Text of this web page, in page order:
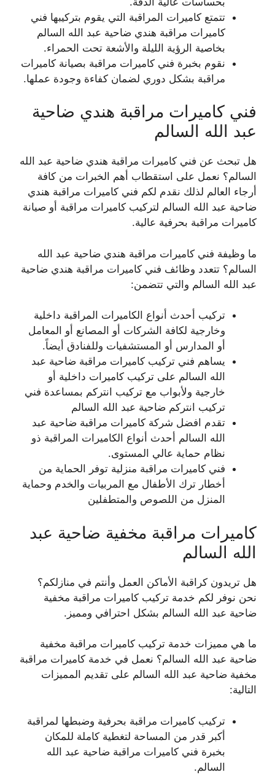
تتمتع كاميرات المراقبة التي يقوم بتركيبها فني
كاميرات مراقبة هندي ضاحية عبد الله السالم
بخاصية الرؤية الليلة والأشعة تحت الحمراء.
نقوم بخبرة فني كاميرات مراقبة بصيانة كاميرات
مراقبة بشكل دوري لضمان كفاءة وجودة عملها.
فني كاميرات مراقبة هندي ضاحية
عبد الله السالم
هل تبحث عن فني كاميرات مراقبة هندي ضاحية عبد الله
السالم؟ نعمل على استقطاب أهم الخبرات من كافة
أرجاء العالم لذلك نقدم لكم فني كاميرات مراقبة هندي
ضاحية عبد الله السالم لتركيب كاميرات مراقبة أو صيانة
كاميرات مراقبة بحرفية عالية.
ما وظيفة فني كاميرات مراقبة هندي ضاحية عبد الله
السالم؟ تتعدد وظائف فني كاميرات مراقبة هندي ضاحية
عبد الله السالم والتي تتضمن:
تركيب أحدث أنواع الكاميرات المراقبة داخلية
وخارجية لكافة الشركات أو المصانع أو المعامل
أو المدارس أو المستشفيات وللفنادق أيضاً.
يساهم فني تركيب كاميرات مراقبة ضاحية عبد
الله السالم على تركيب كاميرات داخلية أو
خارجية ولأبواب مع تركيب انتركم بمساعدة فني
تركيب انتركم ضاحية عبد الله السالم
تقدم افضل شركة كاميرات مراقبة ضاحية عبد
الله السالم أحدث أنواع الكاميرات المراقبة ذو
نظام حماية عالي المستوى.
فني كاميرات مراقبة منزلية توفر الحماية من
أخطار ترك الأطفال مع المربيات والخدم وحماية
المنزل من اللصوص والمتطفلين
كاميرات مراقبة مخفية ضاحية عبد
الله السالم
هل تريدون كراقبة الأماكن العمل وأنتم في منازلكم؟
نحن نوفر لكم خدمة تركيب كاميرات مراقبة مخفية
ضاحية عبد الله السالم بشكل احترافي ومميز.
ما هي مميزات خدمة تركيب كاميرات مراقبة مخفية
ضاحية عبد الله السالم؟ نعمل في خدمة كاميرات مراقبة
مخفية ضاحية عبد الله السالم على تقديم المميزات
التالية:
تركيب كاميرات مراقبة بحرفية وضبطها لمراقبة
أكبر قدر من المساحة لتغطية كاملة للمكان
بخبرة فني كاميرات مراقبة ضاحية عبد الله
السالم.